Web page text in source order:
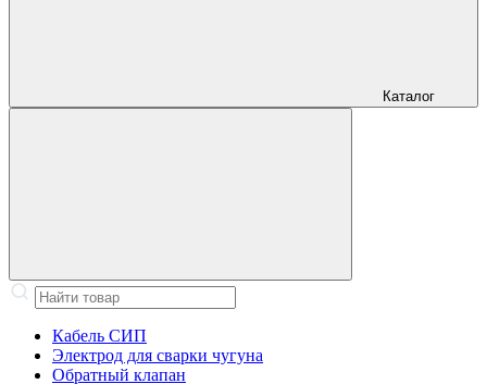
Каталог
Кабель СИП
Электрод для сварки чугуна
Обратный клапан